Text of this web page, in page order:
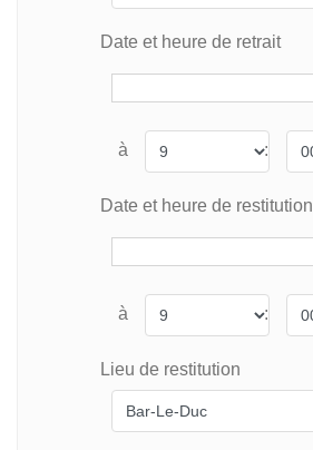
Date et heure de retrait
à :
Date et heure de restitution
à :
Lieu de restitution